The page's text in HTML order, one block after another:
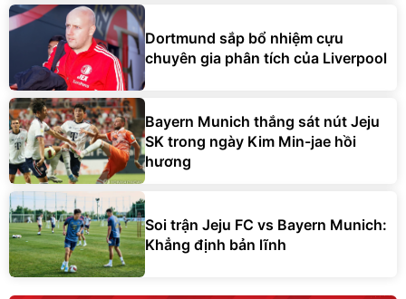
Dortmund sắp bổ nhiệm cựu
chuyên gia phân tích của Liverpool
Bayern Munich thắng sát nút Jeju
SK trong ngày Kim Min-jae hồi
hương
Soi trận Jeju FC vs Bayern Munich:
Khẳng định bản lĩnh